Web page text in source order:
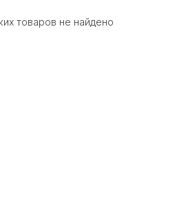
товаров не найдено